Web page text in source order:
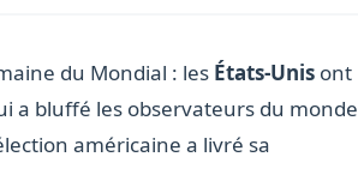
du Mondial : les États-Unis ont
a bluffé les observateurs du monde
américaine a livré sa